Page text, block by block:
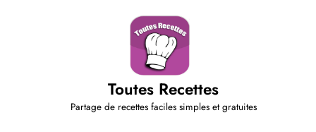
Toutes Recettes
Partage de recettes faciles simples et gratuites